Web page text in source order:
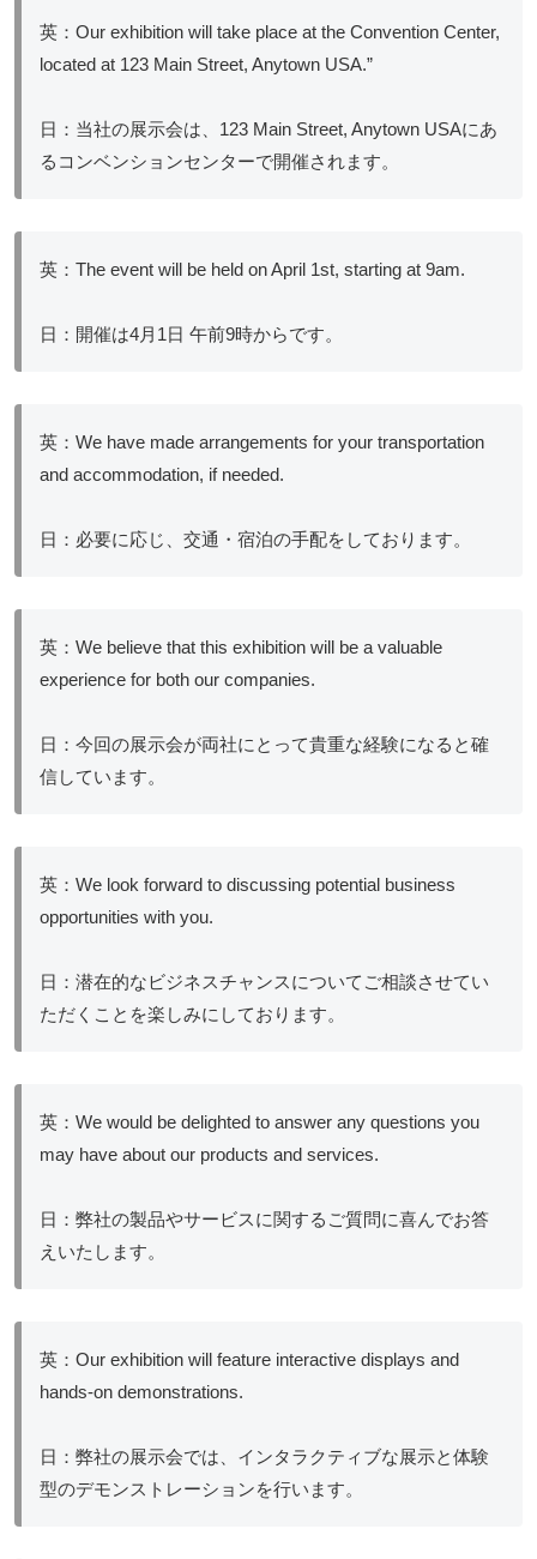
英：Our exhibition will take place at the Convention Center,
located at 123 Main Street, Anytown USA.”
日：当社の展示会は、123 Main Street, Anytown USAにあ
るコンベンションセンターで開催されます。
英：The event will be held on April 1st, starting at 9am.
日：開催は4月1日 午前9時からです。
英：We have made arrangements for your transportation
and accommodation, if needed.
日：必要に応じ、交通・宿泊の手配をしております。
英：We believe that this exhibition will be a valuable
experience for both our companies.
日：今回の展示会が両社にとって貴重な経験になると確
信しています。
英：We look forward to discussing potential business
opportunities with you.
日：潜在的なビジネスチャンスについてご相談させてい
ただくことを楽しみにしております。
英：We would be delighted to answer any questions you
may have about our products and services.
日：弊社の製品やサービスに関するご質問に喜んでお答
えいたします。
英：Our exhibition will feature interactive displays and
hands-on demonstrations.
日：弊社の展示会では、インタラクティブな展示と体験
型のデモンストレーションを行います。